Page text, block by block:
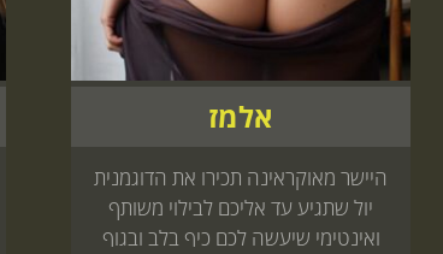
אלמז
היישר מאוקראינה תכירו את הדוגמנית
יול שתגיע עד אליכם לבילוי משותף
ואינטימי שיעשה לכם כיף בלב ובגוף